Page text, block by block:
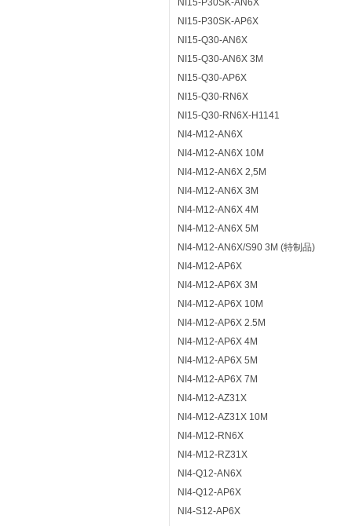
NI15-P30SK-AN6X
NI15-P30SK-AP6X
NI15-Q30-AN6X
NI15-Q30-AN6X 3M
NI15-Q30-AP6X
NI15-Q30-RN6X
NI15-Q30-RN6X-H1141
NI4-M12-AN6X
NI4-M12-AN6X 10M
NI4-M12-AN6X 2,5M
NI4-M12-AN6X 3M
NI4-M12-AN6X 4M
NI4-M12-AN6X 5M
NI4-M12-AN6X/S90 3M (特制品)
NI4-M12-AP6X
NI4-M12-AP6X 3M
NI4-M12-AP6X 10M
NI4-M12-AP6X 2.5M
NI4-M12-AP6X 4M
NI4-M12-AP6X 5M
NI4-M12-AP6X 7M
NI4-M12-AZ31X
NI4-M12-AZ31X 10M
NI4-M12-RN6X
NI4-M12-RZ31X
NI4-Q12-AN6X
NI4-Q12-AP6X
NI4-S12-AP6X